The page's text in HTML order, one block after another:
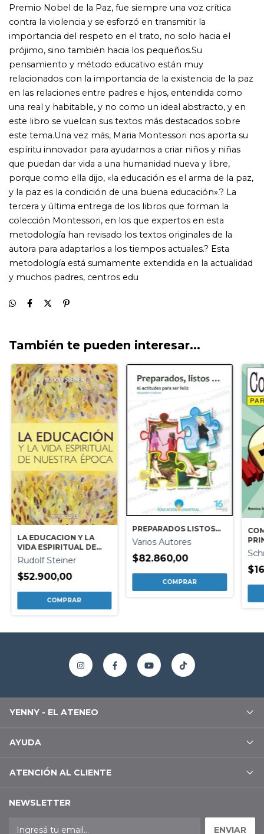
colección Montessori, en los que expertos en esta
metodología han revisado los textos originales de la
autora para adaptarlos a los tiempos actuales.? Esta
metodología está sumamente extendida en la actualidad
y muchos padres, centros edu
También te pueden interesar...
LA EDUCACION Y LA
VIDA ESPIRITUAL DE
NUESTRA EPOCA
Rudolf Steiner
$52.900,00
PREPARADOS LISTOS...
Varios Autores
$82.860,00
YENNY - EL ATENEO
AYUDA
ATENCIÓN AL CLIENTE
NEWSLETTER